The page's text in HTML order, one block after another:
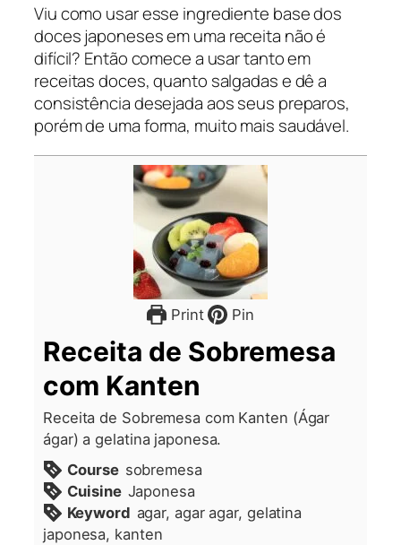
Viu como usar esse ingrediente base dos
doces japoneses em uma receita não é
difícil? Então comece a usar tanto em
receitas doces, quanto salgadas e dê a
consistência desejada aos seus preparos,
porém de uma forma, muito mais saudável.
Print Pin
Receita de Sobremesa
com Kanten
Receita de Sobremesa com Kanten (Ágar
ágar) a gelatina japonesa.
Course sobremesa
Cuisine Japonesa
Keyword agar, agar agar, gelatina
japonesa, kanten